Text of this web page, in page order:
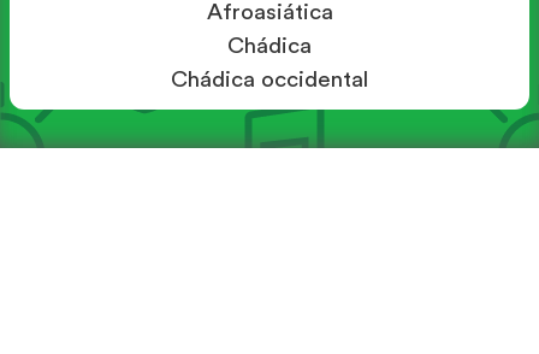
Afroasiática
Chádica
Chádica occidental